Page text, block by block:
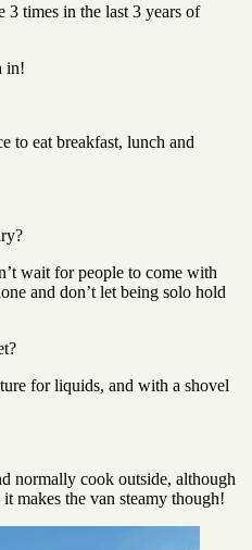
3 times in the last 3 years of
in!
to eat breakfast, lunch and
wait for people to come with
and don’t let being solo hold
for liquids, and with a shovel
normally cook outside, although
makes the van steamy though!